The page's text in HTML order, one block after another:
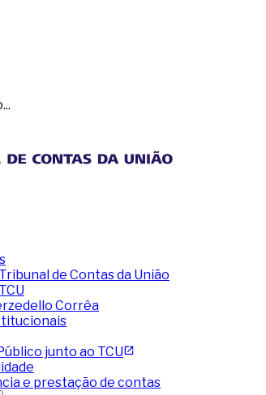
de Contas da União
Corrêa
junto ao TCU
e prestação de contas